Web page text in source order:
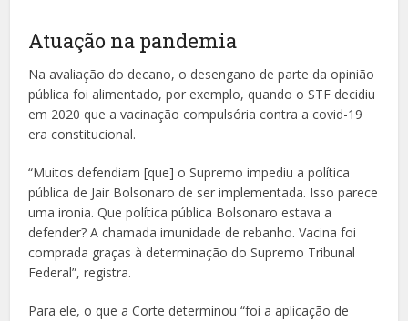
Atuação na pandemia
Na avaliação do decano, o desengano de parte da opinião
pública foi alimentado, por exemplo, quando o STF decidiu
em 2020 que a vacinação compulsória contra a covid-19
era constitucional.
“Muitos defendiam [que] o Supremo impediu a política
pública de Jair Bolsonaro de ser implementada. Isso parece
uma ironia. Que política pública Bolsonaro estava a
defender? A chamada imunidade de rebanho. Vacina foi
comprada graças à determinação do Supremo Tribunal
Federal”, registra.
Para ele, o que a Corte determinou “foi a aplicação de